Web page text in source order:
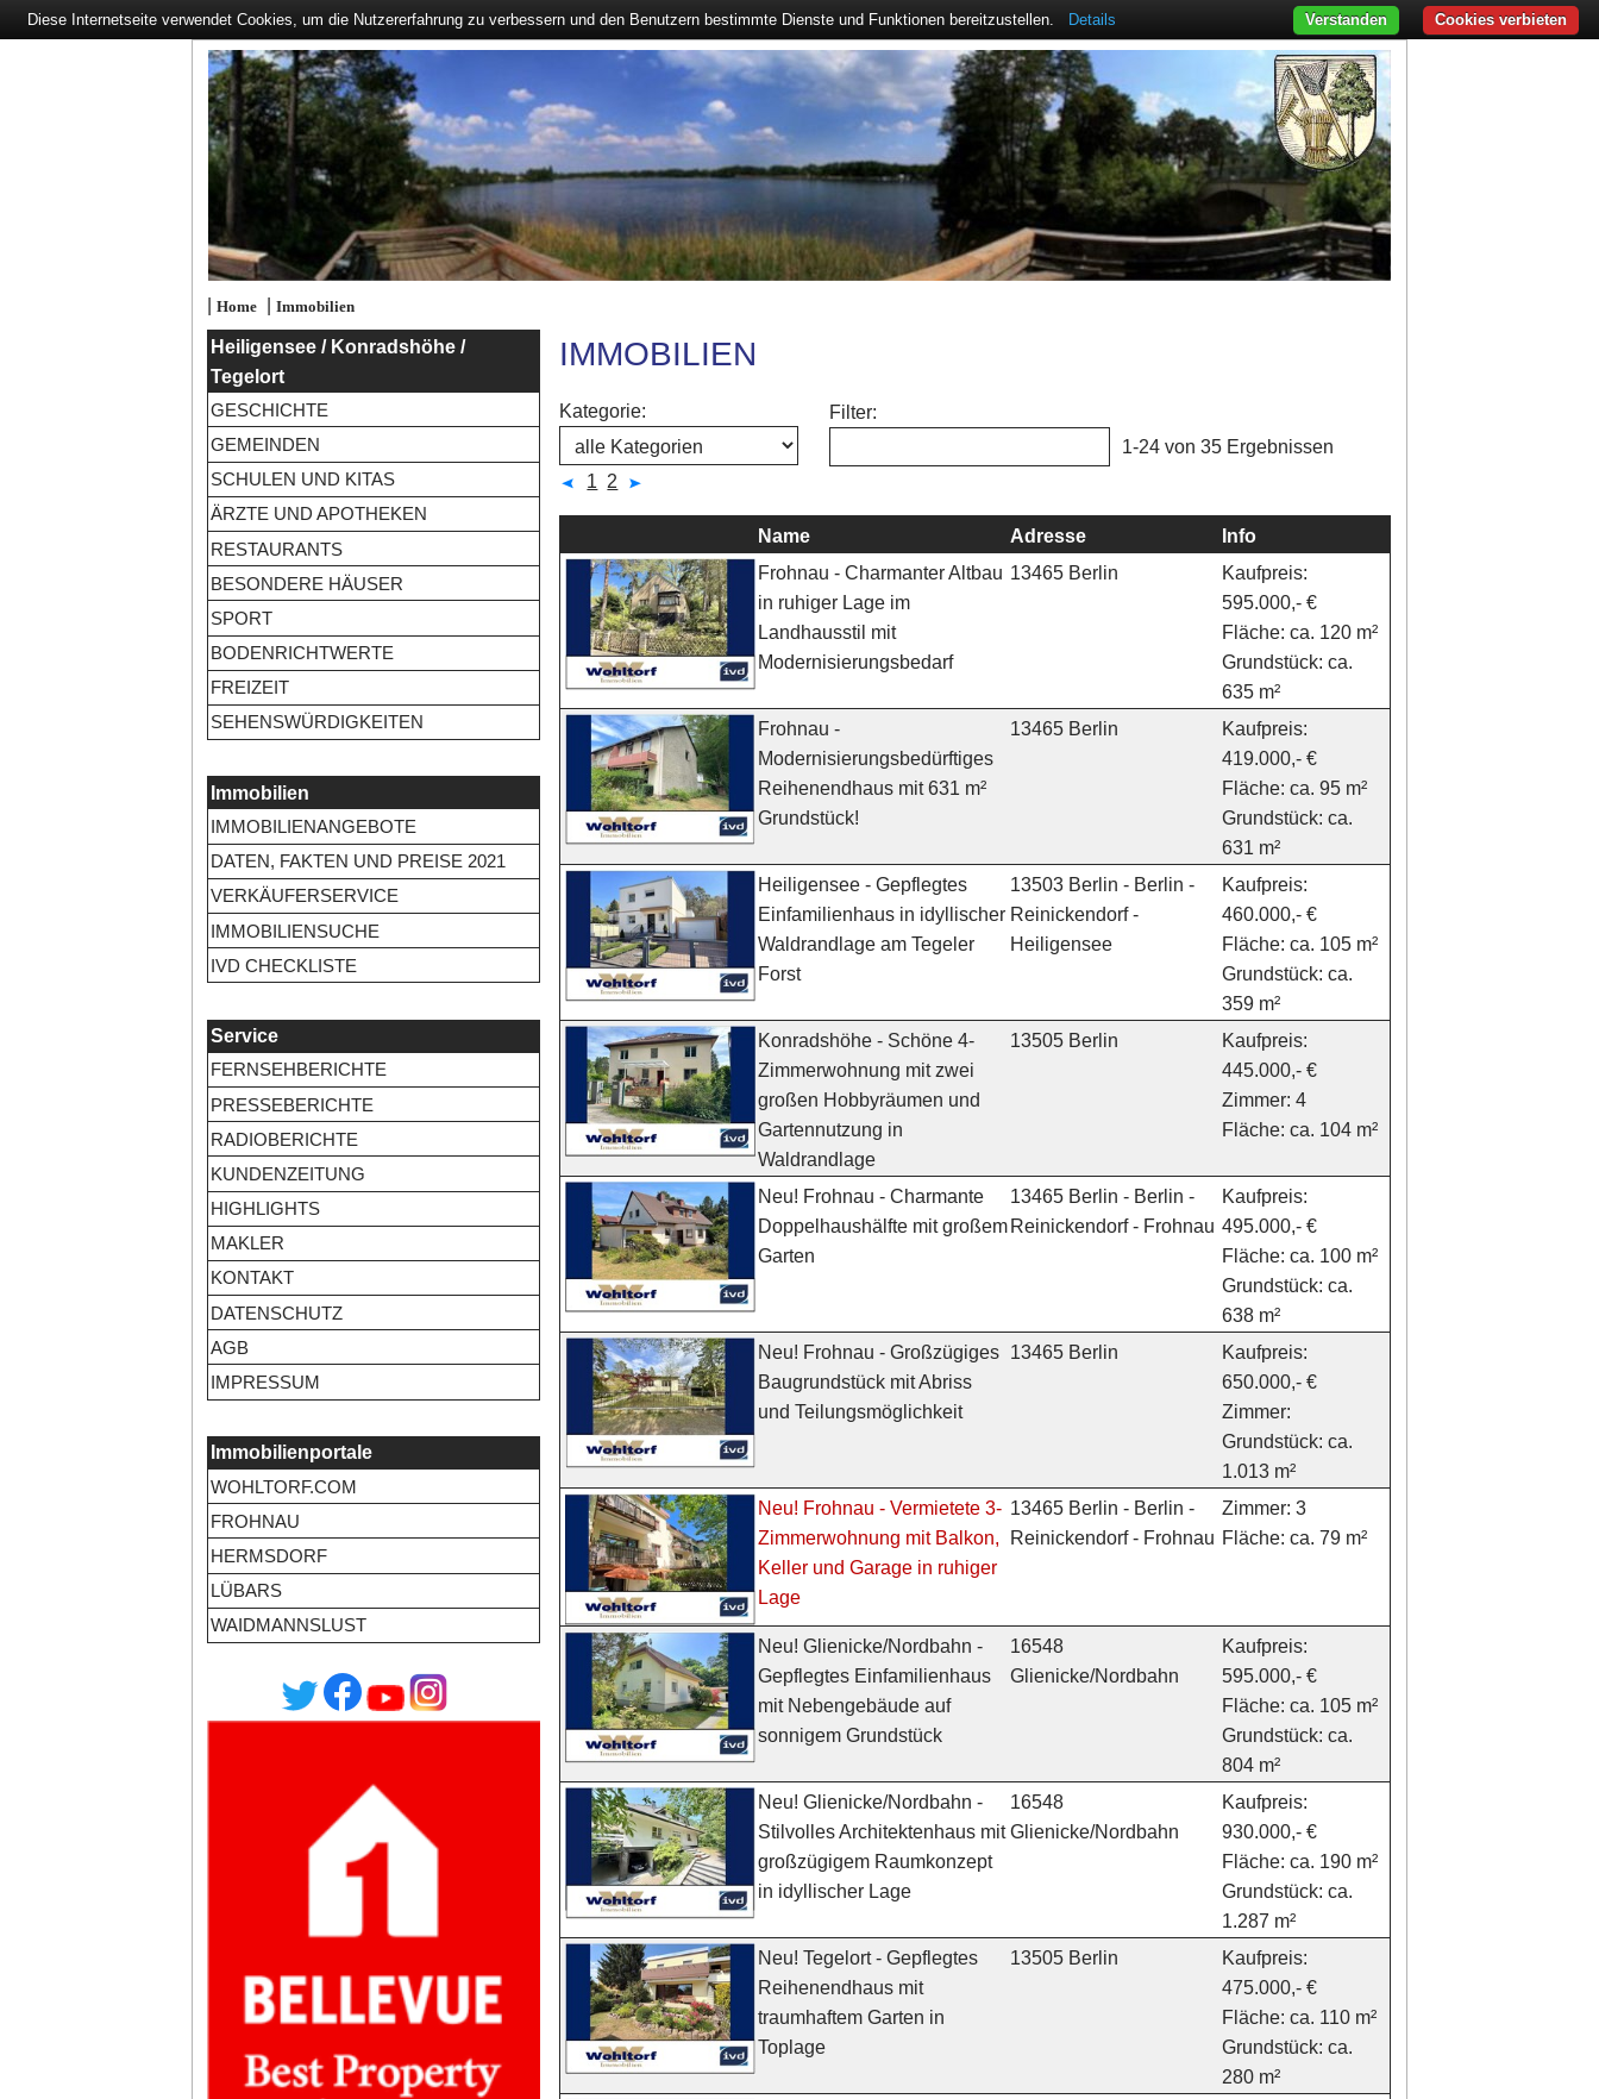
| Home| Immobilien
Heiligensee / Konradshöhe /
Tegelort
GESCHICHTE
GEMEINDEN
SCHULEN UND KITAS
ÄRZTE UND APOTHEKEN
RESTAURANTS
BESONDERE HÄUSER
SPORT
BODENRICHTWERTE
FREIZEIT
SEHENSWÜRDIGKEITEN
Immobilien
IMMOBILIENANGEBOTE
DATEN, FAKTEN UND PREISE 2021
VERKÄUFERSERVICE
IMMOBILIENSUCHE
IVD CHECKLISTE
Service
FERNSEHBERICHTE
PRESSEBERICHTE
RADIOBERICHTE
KUNDENZEITUNG
HIGHLIGHTS
MAKLER
KONTAKT
DATENSCHUTZ
AGB
IMPRESSUM
Immobilienportale
WOHLTORF.COM
FROHNAU
HERMSDORF
LÜBARS
WAIDMANNSLUST
IMMOBILIEN
Kategorie:
Filter:
1-24 von 35 Ergebnissen
1 2
Name
Adresse Info
Frohnau - Charmanter Altbau
in ruhiger Lage im
Landhausstil mit
Modernisierungsbedarf
13465 Berlin
Kaufpreis:
595.000,- €
Fläche: ca. 120 m²
Grundstück: ca.
635 m²
Frohnau -
Modernisierungsbedürftiges
Reihenendhaus mit 631 m²
Grundstück!
13465 Berlin
Kaufpreis:
419.000,- €
Fläche: ca. 95 m²
Grundstück: ca.
631 m²
Heiligensee - Gepflegtes
Einfamilienhaus in idyllischer
Waldrandlage am Tegeler
Forst
13503 Berlin - Berlin -
Reinickendorf -
Heiligensee
Kaufpreis:
460.000,- €
Fläche: ca. 105 m²
Grundstück: ca.
359 m²
Konradshöhe - Schöne 4-
Zimmerwohnung mit zwei
großen Hobbyräumen und
Gartennutzung in
Waldrandlage
13505 Berlin
Kaufpreis:
445.000,- €
Zimmer: 4
Fläche: ca. 104 m²
Neu! Frohnau - Charmante
Doppelhaushälfte mit großem
Garten
13465 Berlin - Berlin -
Reinickendorf - Frohnau
Kaufpreis:
495.000,- €
Fläche: ca. 100 m²
Grundstück: ca.
638 m²
Neu! Frohnau - Großzügiges
Baugrundstück mit Abriss
und Teilungsmöglichkeit
13465 Berlin
Kaufpreis:
650.000,- €
Zimmer:
Grundstück: ca.
1.013 m²
Neu! Frohnau - Vermietete 3-
Zimmerwohnung mit Balkon,
Keller und Garage in ruhiger
Lage
13465 Berlin - Berlin -
Reinickendorf - Frohnau
Zimmer: 3
Fläche: ca. 79 m²
Neu! Glienicke/Nordbahn -
Gepflegtes Einfamilienhaus
mit Nebengebäude auf
sonnigem Grundstück
16548
Glienicke/Nordbahn
Kaufpreis:
595.000,- €
Fläche: ca. 105 m²
Grundstück: ca.
804 m²
Neu! Glienicke/Nordbahn -
Stilvolles Architektenhaus mit
großzügigem Raumkonzept
in idyllischer Lage
16548
Glienicke/Nordbahn
Kaufpreis:
930.000,- €
Fläche: ca. 190 m²
Grundstück: ca.
1.287 m²
Neu! Tegelort - Gepflegtes
Reihenendhaus mit
traumhaftem Garten in
Toplage
13505 Berlin
Kaufpreis:
475.000,- €
Fläche: ca. 110 m²
Grundstück: ca.
280 m²
Diese Internetseite verwendet Cookies, um die Nutzererfahrung zu verbessern und den Benutzern bestimmte Dienste und Funktionen bereitzustellen. Details Cookies verbieten
Verstanden